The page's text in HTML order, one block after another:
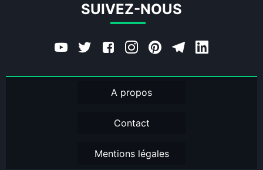
SUIVEZ-NOUS
A propos
Contact
Mentions légales